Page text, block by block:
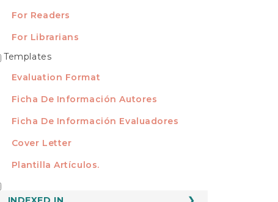
For Readers
For Librarians
TEMPLATES
Templates
Evaluation Format
Ficha De Información Autores
Ficha De Información Evaluadores
Cover Letter
Plantilla Artículos.